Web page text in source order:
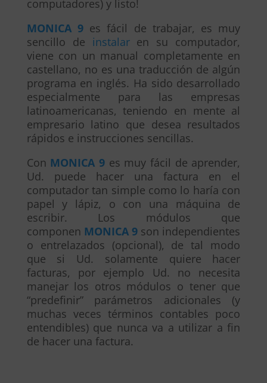
computadores) y listo!
MONICA 9 es fácil de trabajar, es muy
sencillo de instalaren su computador,
viene con un manual completamente en
castellano, no es una traducción de algún
programa en inglés. Ha sido desarrollado
especialmente para las empresas
latinoamericanas, teniendo en mente al
empresario latino que desea resultados
rápidos e instrucciones sencillas.
Con MONICA 9 es muy fácil de aprender,
Ud. puede hacer una factura en el
computador tan simple como lo haría con
papel y lápiz, o con una máquina de
escribir. Los módulos que
componen MONICA 9 son independientes
o entrelazados (opcional), de tal modo
que si Ud. solamente quiere hacer
facturas, por ejemplo Ud. no necesita
manejar los otros módulos o tener que
“predefinir” parámetros adicionales (y
muchas veces términos contables poco
entendibles) que nunca va a utilizar a fin
de hacer una factura.